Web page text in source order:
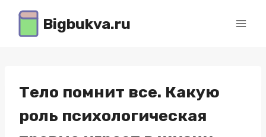
Перейти
содержимому
Bigbukva.ru
Тело помнит все. Какую
роль психологическая